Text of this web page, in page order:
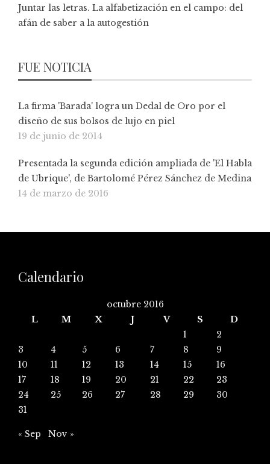
Juntar las letras. La alfabetización en el campo: del
afán de saber a la autogestión
FUE NOTICIA
La firma 'Barada' logra un Dedal de Oro por el
diseño de sus bolsos de lujo en piel
19 de junio de 2014
Presentada la segunda edición ampliada de 'El Habla
de Ubrique', de Bartolomé Pérez Sánchez de Medina
14 de marzo de 2016
Calendario
octubre 2016
L
M X J V S
D
1
2
3
4 5 6 7 8
9
10
11 12 13 14 15
16
17
18 19 20 21 22
23
24
25 26 27 28 29
30
31
« Sep Nov »